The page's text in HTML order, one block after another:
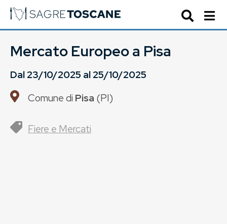
Mercato Europeo a Pisa
Dal23/10/2025 al25/10/2025
Comune di Pisa (PI)
Fiere e Mercati